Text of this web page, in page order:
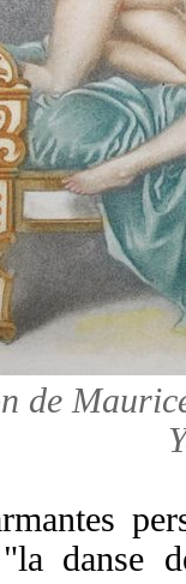
de
danse